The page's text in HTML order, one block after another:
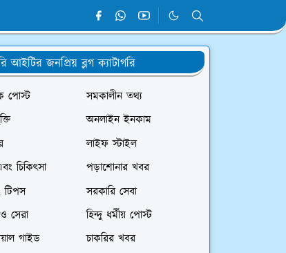
আইটির জনপ্রিয় ব্লগ ক্যাটাগরি
পোস্ট
সমকালীন তথ্য
অনলাইন ইনকাম
লাইফ স্টাইল
চিকিৎসা
পড়াশোনার খবর
টিপস
সরকারি সেবা
সেরা
হিন্দু ধর্মীয় পোস্ট
গাইড
চাকরির খবর